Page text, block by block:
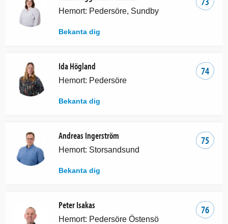
Hemort: Pedersöre, Sundby
Bekanta dig
74
Ida Högland
Hemort: Pedersöre
Bekanta dig
75
Andreas Ingerström
Hemort: Storsandsund
Bekanta dig
76
Peter Isakas
Hemort: Pedersöre Östensö